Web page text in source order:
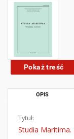
Pokaż treść
OPIS
Tytuł:
Studia Maritima.